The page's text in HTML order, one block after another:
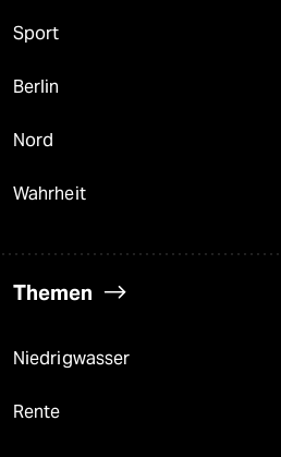
Sport
Berlin
Nord
Wahrheit
Themen
Niedrigwasser
Rente